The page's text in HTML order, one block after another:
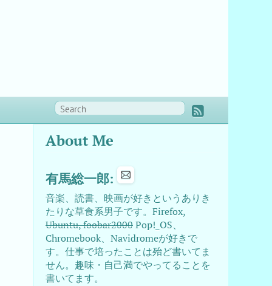
About Me
有馬総一郎:
音楽、読書、映画が好きというありき
たりな草食系男子です。Firefox,
Ubuntu, foobar2000Pop!_OS、
Chromebook、Navidromeが好きで
す。仕事で培ったことは殆ど書いてま
せん。趣味・自己満でやってることを
書いてます。